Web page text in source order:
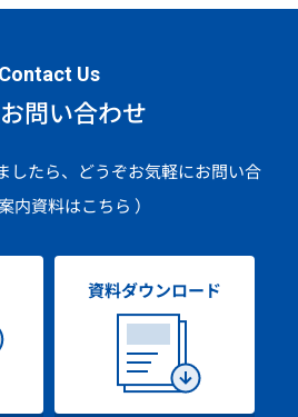
Contact Us
問い合わせ
したら、どうぞお気軽にお問い合
内資料はこちら ）
資料ダウンロード